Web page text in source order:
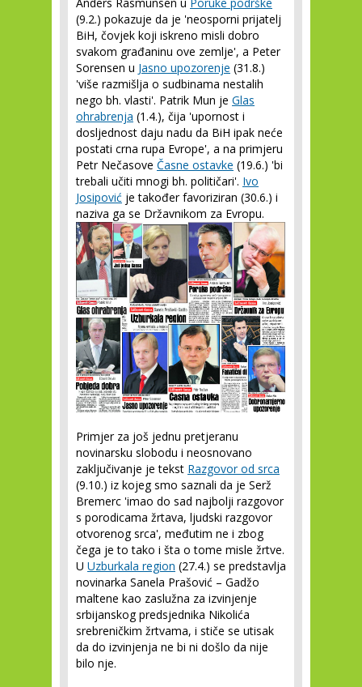
(9.2.) pokazuje da je 'neosporni prijatelj
BiH, čovjek koji iskreno misli dobro
svakom građaninu ove zemlje', a Peter
Sorensen u Jasno upozorenje (31.8.)
'više razmišlja o sudbinama nestalih
nego bh. vlasti'. Patrik Mun je Glas
ohrabrenja (1.4.), čija 'upornost i
dosljednost daju nadu da BiH ipak neće
postati crna rupa Evrope', a na primjeru
Petr Nečasove Časne ostavke (19.6.) 'bi
trebali učiti mnogi bh. političari'. Ivo
Josipović je također favoriziran (30.6.) i
naziva ga se Državnikom za Evropu.
Primjer za još jednu pretjeranu
novinarsku slobodu i neosnovano
zaključivanje je tekst Razgovor od srca
(9.10.) iz kojeg smo saznali da je Serž
Bremerc 'imao do sad najbolji razgovor
s porodicama žrtava, ljudski razgovor
otvorenog srca', međutim ne i zbog
čega je to tako i šta o tome misle žrtve.
U Uzburkala region (27.4.) se predstavlja
novinarka Sanela Prašović – Gadžo
maltene kao zaslužna za izvinjenje
srbijanskog predsjednika Nikolića
srebreničkim žrtvama, i stiče se utisak
da do izvinjenja ne bi ni došlo da nije
bilo nje.